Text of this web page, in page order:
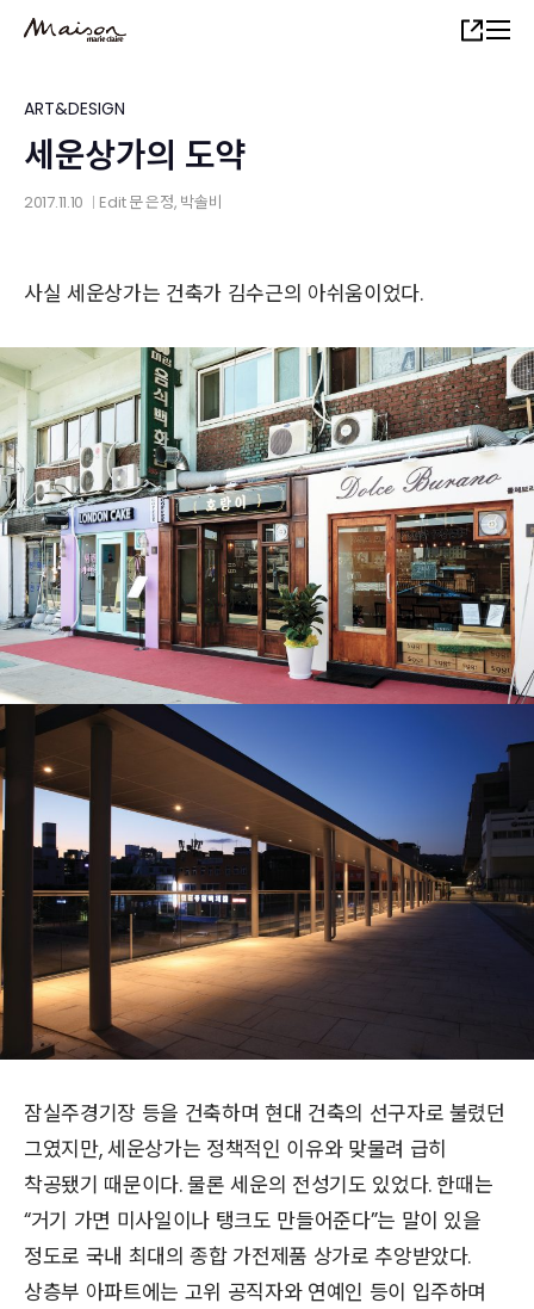
content
Share
ART&DESIGN
세운상가의 도약
2017.11.10 Edit문 은정, 박솔비
사실 세운상가는 건축가 김수근의 아쉬움이었다.
잠실주경기장 등을 건축하며 현대 건축의 선구자로 불렸던
그였지만, 세운상가는 정책적인 이유와 맞물려 급히
착공됐기 때문이다. 물론 세운의 전성기도 있었다. 한때는
“거기 가면 미사일이나 탱크도 만들어준다”는 말이 있을
정도로 국내 최대의 종합 가전제품 상가로 추앙받았다.
상층부 아파트에는 고위 공직자와 연예인 등이 입주하며